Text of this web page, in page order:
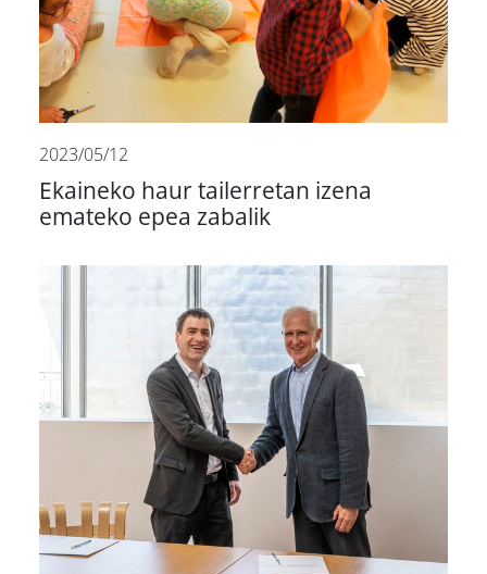
2023/05/12
Ekaineko haur tailerretan izena
emateko epea zabalik